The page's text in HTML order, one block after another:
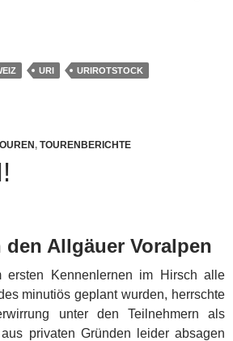
URI URIROTSTOCK
, TOURENBERICHTE
Allgäuer Voralpen
ersten Kennenlernen im Hirsch alle
minutiös geplant wurden, herrschte
unter den Teilnehmern als
privaten Gründen leider absagen